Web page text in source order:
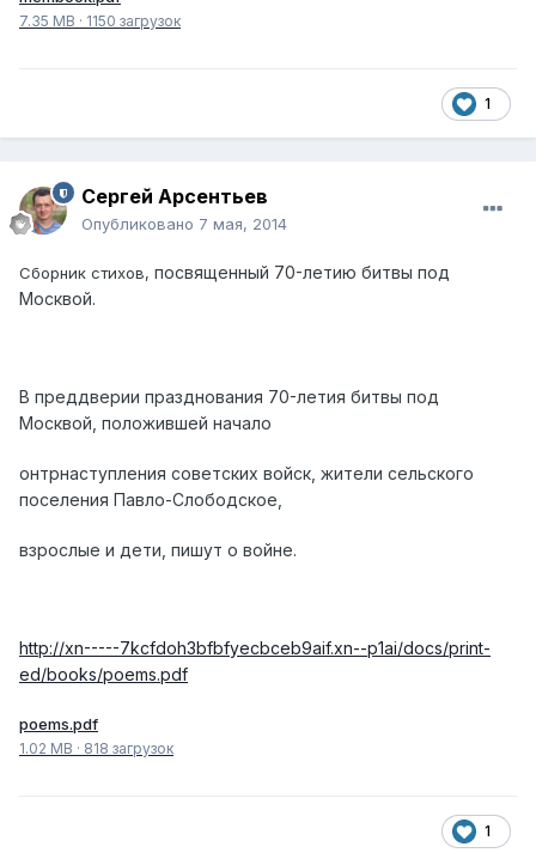
7.35 MB · 1150 загрузок
1
Сергей Арсентьев
Опубликовано 7 мая, 2014
Сборник стихов, посвященный 70-летию битвы под
Москвой.
В преддверии празднования 70-летия битвы под
Москвой, положившей начало
онтрнаступления советских войск, жители сельского
поселения Павло-Слободское,
взрослые и дети, пишут о войне.
http://xn-----7kcfdoh3bfbfyecbceb9aif.xn--p1ai/docs/print-
ed/books/poems.pdf
poems.pdf
1.02 MB · 818 загрузок
1